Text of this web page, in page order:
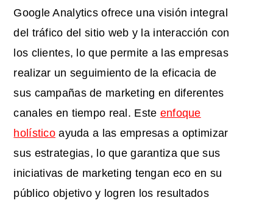
Google Analytics ofrece una visión integral
del tráfico del sitio web y la interacción con
los clientes, lo que permite a las empresas
realizar un seguimiento de la eficacia de
sus campañas de marketing en diferentes
canales en tiempo real. Este enfoque
holístico ayuda a las empresas a optimizar
sus estrategias, lo que garantiza que sus
iniciativas de marketing tengan eco en su
público objetivo y logren los resultados